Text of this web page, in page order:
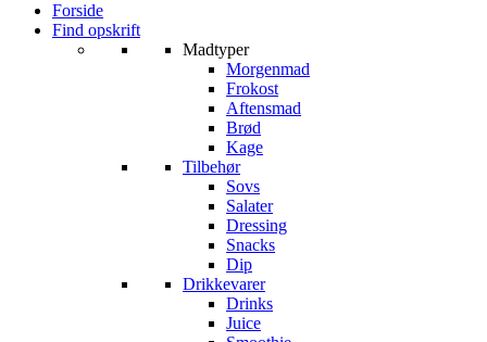
Forside
Find opskrift
Madtyper
Morgenmad
Frokost
Aftensmad
Brød
Kage
Tilbehør
Sovs
Salater
Dressing
Snacks
Dip
Drikkevarer
Drinks
Juice